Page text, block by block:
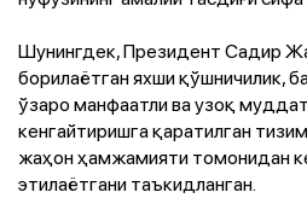
Шунингдек, Президент Садир
борилаётган яхши қўшничилик,
ўзаро манфаатли ва узоқ
кенгайтиришга қаратилган
жаҳон ҳамжамияти томонидан
этилаётгани таъкидланган.